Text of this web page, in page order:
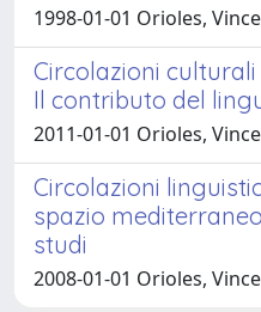
1998-01-01 Orioles,
Circolazioni culturali
Il contributo del
2011-01-01 Orioles,
Circolazioni
spazio
studi
2008-01-01 Orioles,